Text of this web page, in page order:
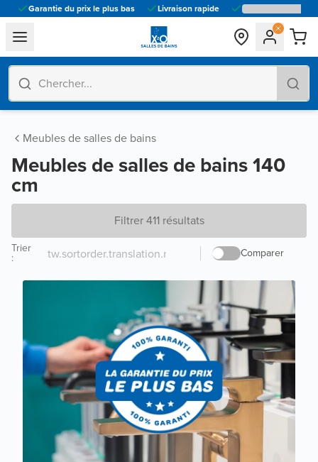
Garantie du prix le plus bas Livraison rapide
general.navigation.toggle_menu.label
Meubles de salles de bains
Meubles de salles de bains 140
cm
Filtrer 411 résultats
Comparer
Trier
: